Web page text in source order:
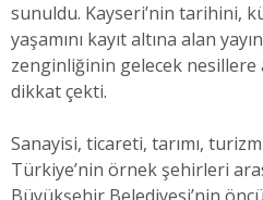
sunuldu. Kayseri’nin tarihini,
yaşamını kayıt altına alan
zenginliğinin gelecek nesillere
dikkat çekti.
Sanayisi, ticareti, tarımı,
Türkiye’nin örnek şehirleri